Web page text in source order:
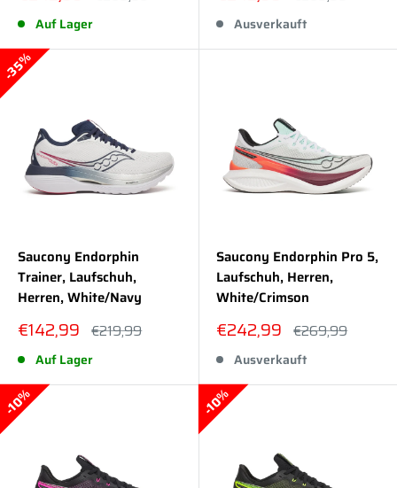
Auf Lager Ausverkauft
35%
Saucony Endorphin
Trainer, Laufschuh,
Herren, White/Navy
Sonderpreis
€142,99 Normalpreis
€219,99
Auf Lager
Saucony Endorphin Pro 5,
Laufschuh, Herren,
White/Crimson
Sonderpreis
€242,99 Normalpreis
€269,99
Ausverkauft
10% 10%